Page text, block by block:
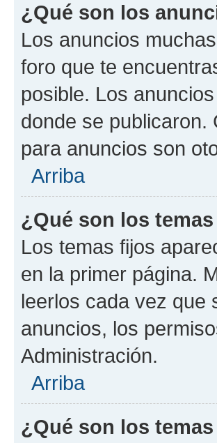
¿Qué son los
Los anuncios
foro que te
posible. Los
donde se publicaron.
para anuncios son
Arriba
¿Qué son los
Los temas fijos
en la primer página.
leerlos cada vez que
anuncios, los
Administración.
Arriba
¿Qué son los